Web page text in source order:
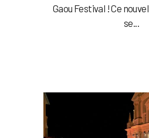
Gaou Festival ! Ce
se...